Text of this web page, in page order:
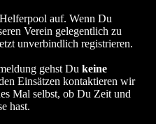
auf. Wenn Du
Verein gelegentlich zu
unverbindlich registrieren.
gehst Dukeine
Einsätzen kontaktieren wir
Mal selbst, ob Du Zeit und
hast.